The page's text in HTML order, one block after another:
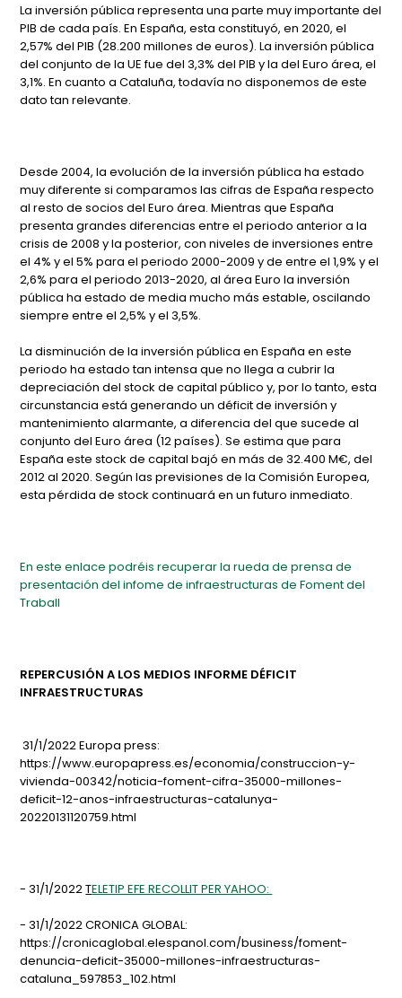
La inversión pública representa una parte muy importante del
PIB de cada país. En España, esta constituyó, en 2020, el
2,57% del PIB (28.200 millones de euros). La inversión pública
del conjunto de la UE fue del 3,3% del PIB y la del Euro área, el
3,1%. En cuanto a Cataluña, todavía no disponemos de este
dato tan relevante.
Desde 2004, la evolución de la inversión pública ha estado
muy diferente si comparamos las cifras de España respecto
al resto de socios del Euro área. Mientras que España
presenta grandes diferencias entre el periodo anterior a la
crisis de 2008 y la posterior, con niveles de inversiones entre
el 4% y el 5% para el periodo 2000-2009 y de entre el 1,9% y el
2,6% para el periodo 2013-2020, al área Euro la inversión
pública ha estado de media mucho más estable, oscilando
siempre entre el 2,5% y el 3,5%.
La disminución de la inversión pública en España en este
periodo ha estado tan intensa que no llega a cubrir la
depreciación del stock de capital público y, por lo tanto, esta
circunstancia está generando un déficit de inversión y
mantenimiento alarmante, a diferencia del que sucede al
conjunto del Euro área (12 países). Se estima que para
España este stock de capital bajó en más de 32.400 M€, del
2012 al 2020. Según las previsiones de la Comisión Europea,
esta pérdida de stock continuará en un futuro inmediato.
En este enlace podréis recuperar la rueda de prensa de
presentación del infome de infraestructuras de Foment del
Traball
REPERCUSIÓN A LOS MEDIOS INFORME DÉFICIT
INFRAESTRUCTURAS
31/1/2022 Europa press:
https://www.europapress.es/economia/construccion-y-
vivienda-00342/noticia-foment-cifra-35000-millones-
deficit-12-anos-infraestructuras-catalunya-
20220131120759.html
- 31/1/2022TELETIP EFE RECOLLIT PER YAHOO:
- 31/1/2022 CRONICA GLOBAL:
https://cronicaglobal.elespanol.com/business/foment-
denuncia-deficit-35000-millones-infraestructuras-
cataluna_597853_102.html